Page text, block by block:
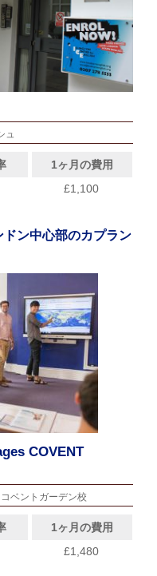
ュ
1ヶ月の費用
£1,100
ン中心部のカプラン
COVENT
ベントガーデン校
1ヶ月の費用
£1,480